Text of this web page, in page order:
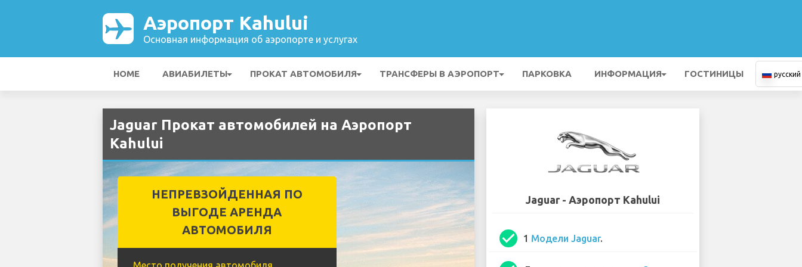
Аэропорт Kahului
Основная информация об аэропорте и услугах
HOME АВИАБИЛЕТЫ ПРОКАТ АВТОМОБИЛЯ ТРАНСФЕРЫ В АЭРОПОРТ ПАРКОВКА ИНФОРМАЦИЯ ГОСТИНИЦЫ русский
Jaguar Прокат автомобилей на Аэропорт
Kahului
НЕПРЕВЗОЙДЕННАЯ ПО
ВЫГОДЕ АРЕНДА
АВТОМОБИЛЯ
Jaguar - Аэропорт Kahului
check_circle 1 Модели Jaguar.